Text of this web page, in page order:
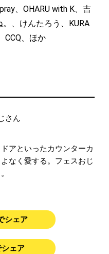
、OHARU with K、吉
、けんたろう、KURA
CCQ、ほか
さん
アといったカウンターカ
なく愛する。フェスおじ
シェア
ェア